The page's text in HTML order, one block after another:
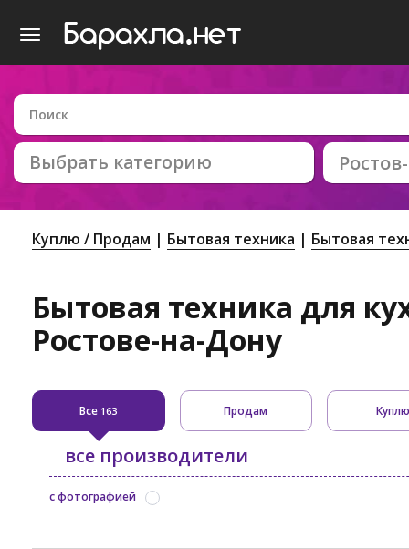
Выбрать категорию
Куплю / Продам Бытовая техника Бытовая
Бытовая техника для
Ростове-на-Дону
Все 163 Продам
все производители
с фотографией